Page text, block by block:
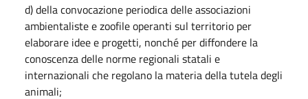
d) della convocazione periodica delle associazioni
ambientaliste e zoofile operanti sul territorio per
elaborare idee e progetti, nonché per diffondere la
conoscenza delle norme regionali statali e
internazionali che regolano la materia della tutela degli
animali;